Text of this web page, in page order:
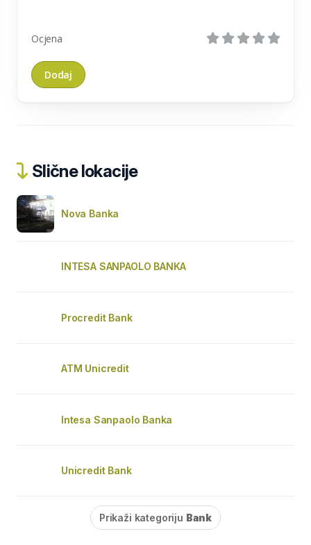
Ocjena
Slične lokacije
Nova Banka
INTESA SANPAOLO BANKA
Procredit Bank
ATM Unicredit
Intesa Sanpaolo Banka
Unicredit Bank
Prikaži kategoriju Bank